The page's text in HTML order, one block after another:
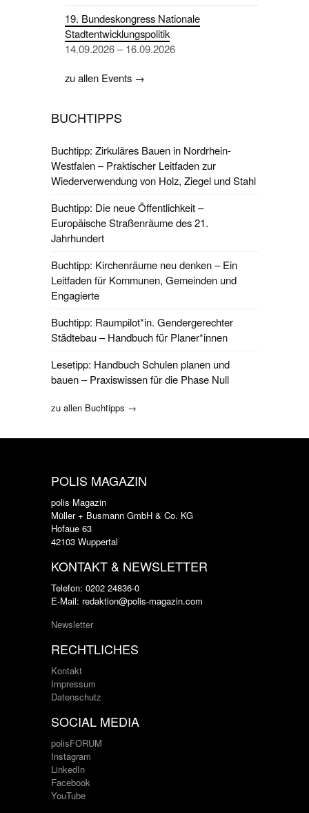
19. Bundeskongress Nationale
Stadtentwicklungspolitik
14.09.2026 – 16.09.2026
zu allen Events →
BUCHTIPPS
Buchtipp: Zirkuläres Bauen in Nordrhein-
Westfalen – Praktischer Leitfaden zur
Wiederverwendung von Holz, Ziegel und Stahl
Buchtipp: Die neue Öffentlichkeit –
Europäische Straßenräume des 21.
Jahrhundert
Buchtipp: Kirchenräume neu denken – Ein
Leitfaden für Kommunen, Gemeinden und
Engagierte
Buchtipp: Raumpilot*in. Gendergerechter
Städtebau – Handbuch für Planer*innen
Lesetipp: Handbuch Schulen planen und
bauen – Praxiswissen für die Phase Null
zu allen Buchtipps →
POLIS MAGAZIN
polis Magazin
Müller + Busmann GmbH & Co. KG
Hofaue 63
42103 Wuppertal
KONTAKT & NEWSLETTER
Telefon: 0202 24836-0
E-Mail: redaktion@polis-magazin.com
Newsletter
RECHTLICHES
Kontakt
Impressum
Datenschutz
SOCIAL MEDIA
polisFORUM
Instagram
LinkedIn
Facebook
YouTube